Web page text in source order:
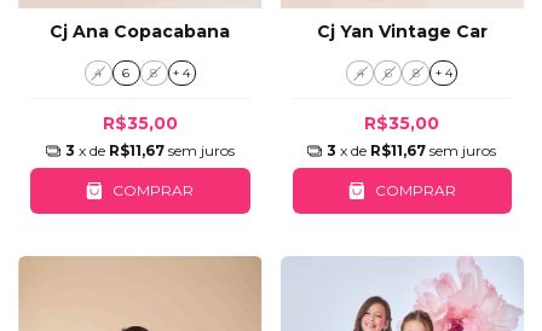
Cj Ana Copacabana
4 6 8 + 4
R$35,00
3 x de R$11,67 sem juros
COMPRAR
Cj Yan Vintage Car
4 6 8 + 4
R$35,00
3 x de R$11,67 sem juros
COMPRAR